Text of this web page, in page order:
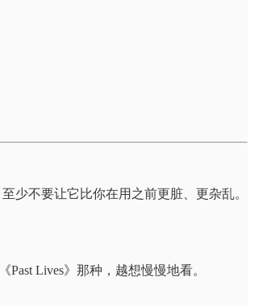
少不要让它比你在用之前更脏、更杂乱。
Lives》那种，越想慢慢地看。